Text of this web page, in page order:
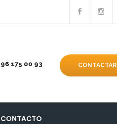
96 175 00 93 CONTACTAR
CONTACTO